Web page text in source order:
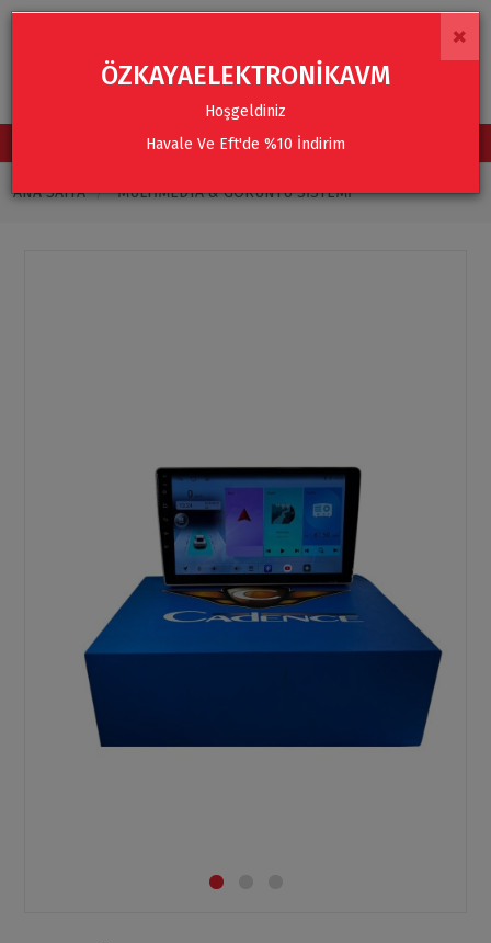
TÜM KATEGORİLER
ANA SAYFA MULTIMEDYA & GÖRÜNTÜ SISTEMI
×
ÖZKAYAELEKTRONİKAVM
Hoşgeldiniz
Havale Ve Eft'de %10 İndirim